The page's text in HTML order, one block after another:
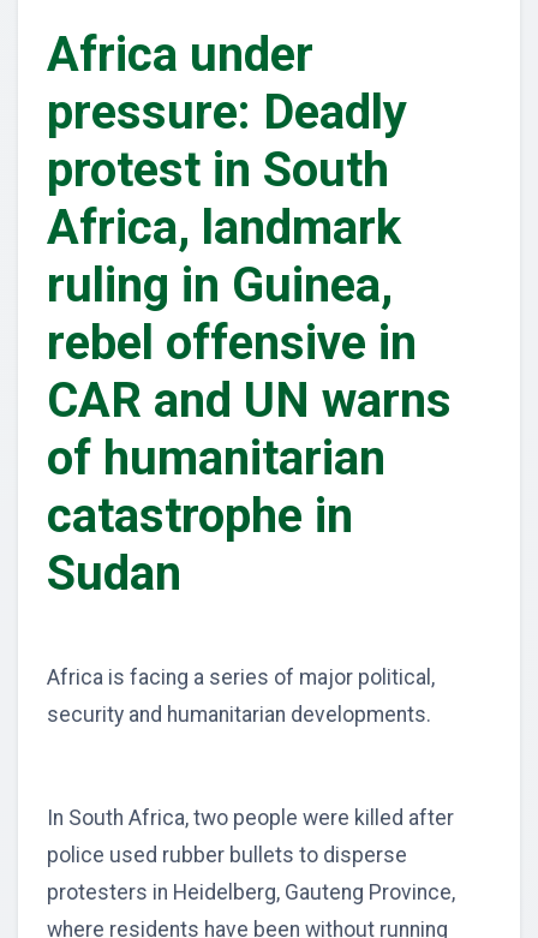
Africa under
pressure: Deadly
protest in South
Africa, landmark
ruling in Guinea,
rebel offensive in
CAR and UN warns
of humanitarian
catastrophe in
Sudan
Africa is facing a series of major political,
security and humanitarian developments.
In South Africa, two people were killed after
police used rubber bullets to disperse
protesters in Heidelberg, Gauteng Province,
where residents have been without running